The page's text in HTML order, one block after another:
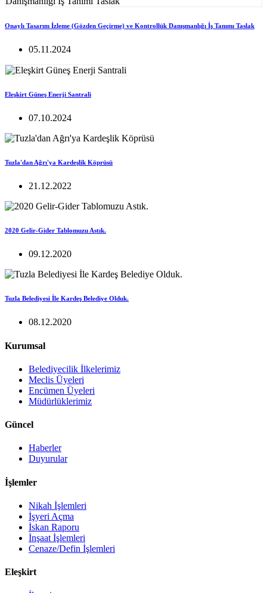
Onaylı Tasarım İzleme (Gözden Geçirme) ve Kontrollük Danışmanlığı İş Tanımı Taslak
05.11.2024
Eleşkirt Güneş Enerji Santrali
07.10.2024
Tuzla'dan Ağrı'ya Kardeşlik Köprüsü
21.12.2022
2020 Gelir-Gider Tablomuzu Astık.
09.12.2020
Tuzla Belediyesi İle Kardeş Belediye Olduk.
08.12.2020
Kurumsal
Belediyecilik İlkelerimiz
Meclis Üyeleri
Encümen Üyeleri
Müdürlüklerimiz
Güncel
Haberler
Duyurular
İşlemler
Nikah İşlemleri
İşyeri Açma
İskan Raporu
İnşaat İşlemleri
Cenaze/Defin İşlemleri
Eleşkirt